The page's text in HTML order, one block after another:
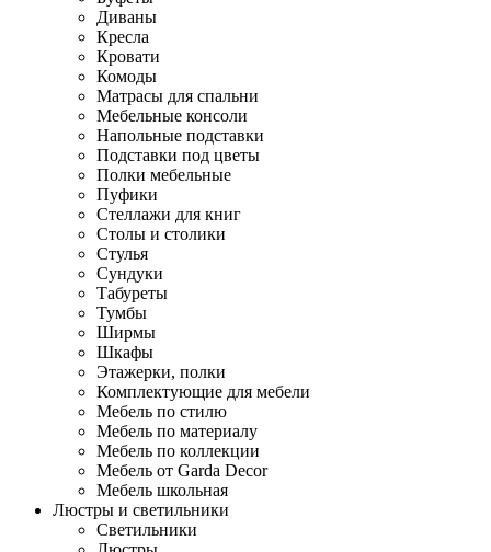
Диваны
Кресла
Кровати
Комоды
Матрасы для спальни
Мебельные консоли
Напольные подставки
Подставки под цветы
Полки мебельные
Пуфики
Стеллажи для книг
Столы и столики
Стулья
Сундуки
Табуреты
Тумбы
Ширмы
Шкафы
Этажерки, полки
Комплектующие для мебели
Мебель по стилю
Мебель по материалу
Мебель по коллекции
Мебель от Garda Decor
Мебель школьная
Люстры и светильники
Светильники